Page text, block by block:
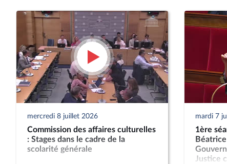
mercredi 8 juillet 2026
Commission des affaires culturelles
: Stages dans le cadre de la
scolarité générale
mardi 7
1ère
Justice